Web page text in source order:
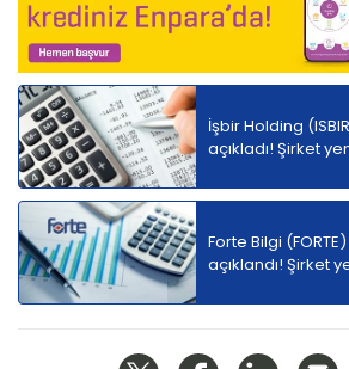
İşbir Holding
açıkladı! Şirket
Forte Bilgi
açıklandı! Şirket